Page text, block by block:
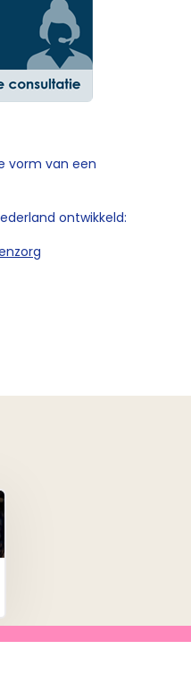
vorm van een
ontwikkeld: